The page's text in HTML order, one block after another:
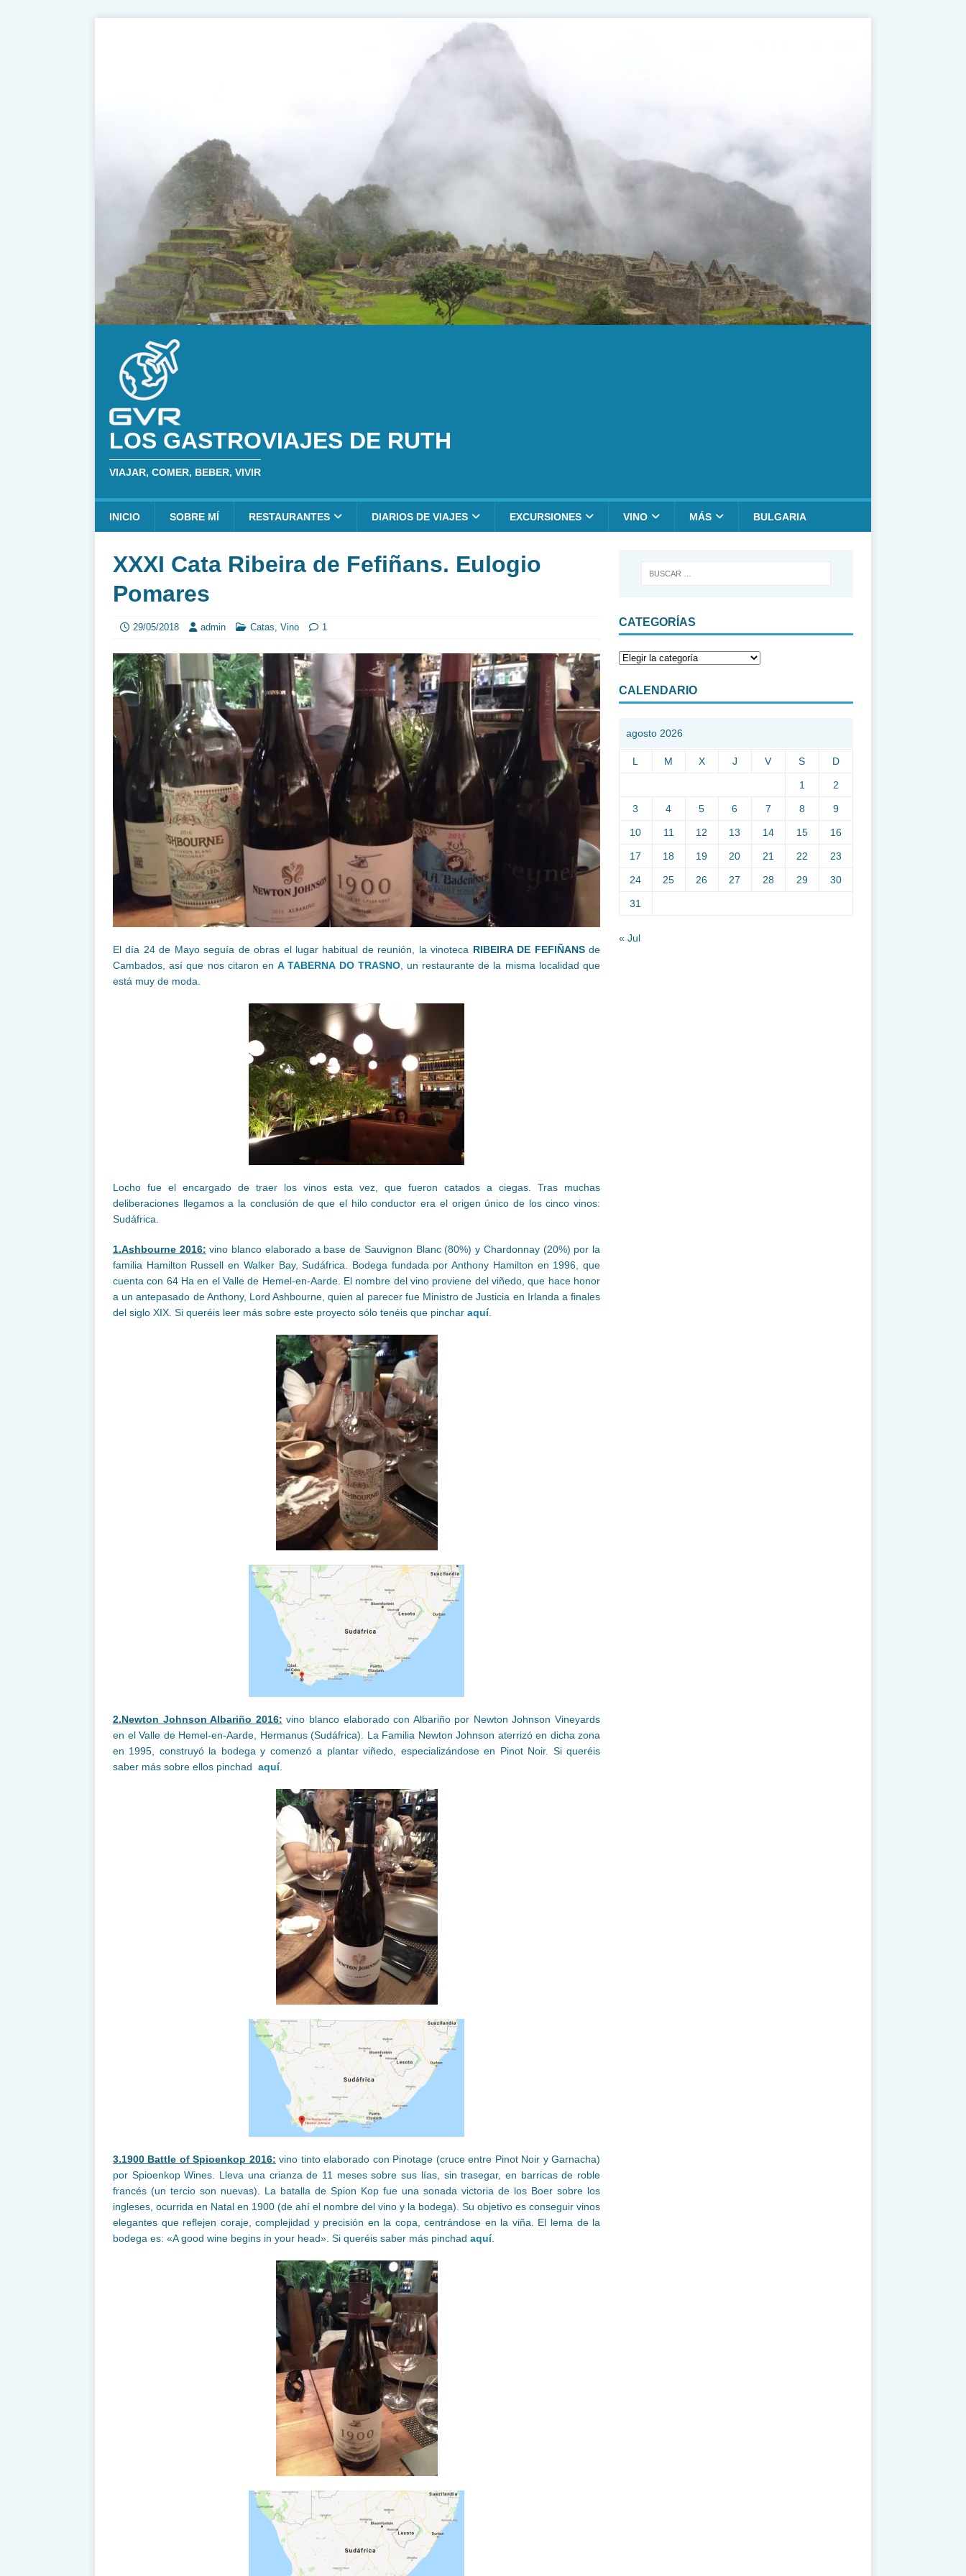
LOS GASTROVIAJES DE RUTH
VIAJAR, COMER, BEBER, VIVIR
INICIO SOBRE MÍ RESTAURANTES DIARIOS DE VIAJES EXCURSIONES VINO MÁS BULGARIA
XXXI Cata Ribeira de Fefiñans. Eulogio
Pomares
29/05/2018 admin Catas Vino 1
El día 24 de Mayo seguía de obras el lugar habitual de reunión, la vinoteca RIBEIRA DE FEFIÑANSde
Cambados, así que nos citaron enA TABERNA DO TRASNO, un restaurante de la misma localidad que
está muy de moda.
Locho fue el encargado de traer los vinos esta vez, que fueron catados a ciegas. Tras muchas
deliberaciones llegamos a la conclusión de que el hilo conductor era el origen único de los cinco vinos:
Sudáfrica.
1.Ashbourne 2016: vino blanco elaborado a base de Sauvignon Blanc (80%) y Chardonnay (20%) por la
familia Hamilton Russell en Walker Bay, Sudáfrica. Bodega fundada por Anthony Hamilton en 1996, que
cuenta con 64 Ha en el Valle de Hemel-en-Aarde. El nombre del vino proviene del viñedo, que hace honor
a un antepasado de Anthony, Lord Ashbourne, quien al parecer fue Ministro de Justicia en Irlanda a finales
del siglo XIX. Si queréis leer más sobre este proyecto sólo tenéis que pinchar aquí.
2.Newton Johnson Albariño 2016: vino blanco elaborado con Albariño por Newton Johnson Vineyards
en el Valle de Hemel-en-Aarde, Hermanus (Sudáfrica). La Familia Newton Johnson aterrizó en dicha zona
en 1995, construyó la bodega y comenzó a plantar viñedo, especializándose en Pinot Noir. Si queréis
saber más sobre ellos pinchad aquí.
3.1900 Battle of Spioenkop 2016: vino tinto elaborado con Pinotage (cruce entre Pinot Noir y Garnacha)
por Spioenkop Wines. Lleva una crianza de 11 meses sobre sus lías, sin trasegar, en barricas de roble
francés (un tercio son nuevas). La batalla de Spion Kop fue una sonada victoria de los Boer sobre los
ingleses, ocurrida en Natal en 1900 (de ahí el nombre del vino y la bodega). Su objetivo es conseguir vinos
elegantes que reflejen coraje, complejidad y precisión en la copa, centrándose en la viña. El lema de la
bodega es: «A good wine begins in your head». Si queréis saber más pinchad aquí.
CATEGORÍAS
CALENDARIO
agosto 2026
L M X J V S D
1 2
3 4 5 6 7 8 9
10 11 12 13 14 15 16
17 18 19 20 21 22 23
24 25 26 27 28 29 30
31
« Jul